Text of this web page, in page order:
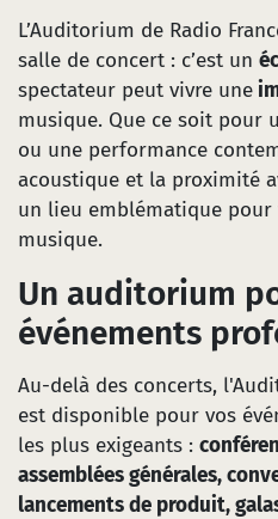
L’Auditorium de Radio
salle de concert : c’est un
spectateur peut vivre une
musique. Que ce soit pour
ou une performance
acoustique et la proximité
un lieu emblématique
musique.
Un auditorium
événements
Au-delà des concerts,
est disponible pour vos
les plus exigeants :
assemblées générales,
lancements de produit,